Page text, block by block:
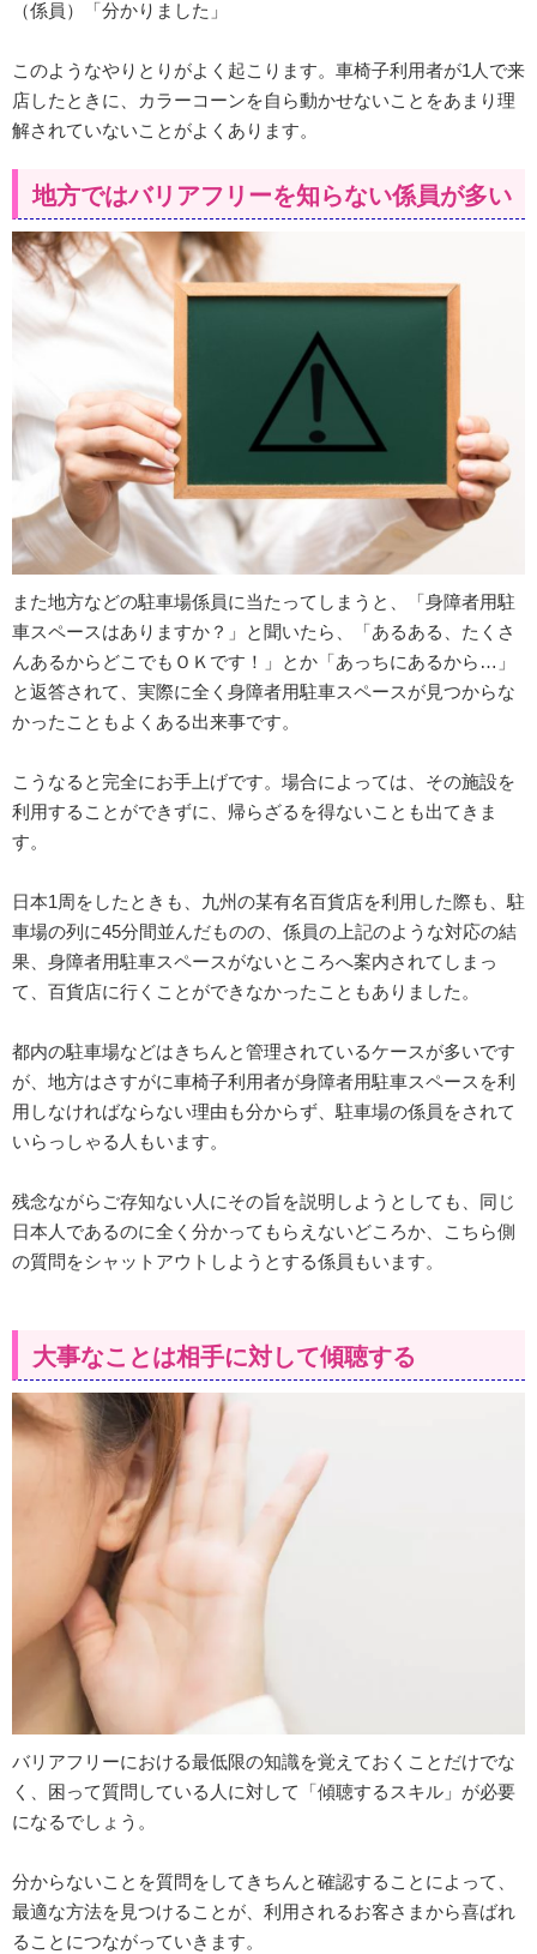
（係員）「分かりました」
このようなやりとりがよく起こります。車椅子利用者が1人で来
店したときに、カラーコーンを自ら動かせないことをあまり理
解されていないことがよくあります。
地方ではバリアフリーを知らない係員が多い
また地方などの駐車場係員に当たってしまうと、「身障者用駐
車スペースはありますか？」と聞いたら、「あるある、たくさ
んあるからどこでもＯＫです！」とか「あっちにあるから…」
と返答されて、実際に全く身障者用駐車スペースが見つからな
かったこともよくある出来事です。
こうなると完全にお手上げです。場合によっては、その施設を
利用することができずに、帰らざるを得ないことも出てきま
す。
日本1周をしたときも、九州の某有名百貨店を利用した際も、駐
車場の列に45分間並んだものの、係員の上記のような対応の結
果、身障者用駐車スペースがないところへ案内されてしまっ
て、百貨店に行くことができなかったこともありました。
都内の駐車場などはきちんと管理されているケースが多いです
が、地方はさすがに車椅子利用者が身障者用駐車スペースを利
用しなければならない理由も分からず、駐車場の係員をされて
いらっしゃる人もいます。
残念ながらご存知ない人にその旨を説明しようとしても、同じ
日本人であるのに全く分かってもらえないどころか、こちら側
の質問をシャットアウトしようとする係員もいます。
大事なことは相手に対して傾聴する
バリアフリーにおける最低限の知識を覚えておくことだけでな
く、困って質問している人に対して「傾聴するスキル」が必要
になるでしょう。
分からないことを質問をしてきちんと確認することによって、
最適な方法を見つけることが、利用されるお客さまから喜ばれ
ることにつながっていきます。